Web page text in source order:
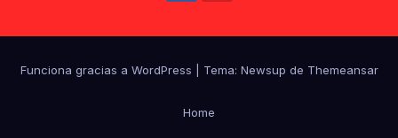
Funciona gracias a WordPress Tema: Newsup de Themeansar
Home